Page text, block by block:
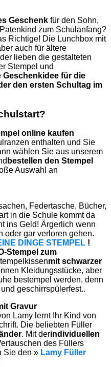
Geschenk für den Sohn,
zum Schulanfang?
Richtige! Die Lunchbox mit
auch für ältere
lieben die gestalteten
Stempel und
Geschenkidee für die
den ersten Schultag im
online kaufen
enthalten und Sie
wählen Sie aus unserem
bestellen den Stempel
Auswahl an
Federtasche, Bücher,
in die Schule kommt da
ins Geld! Ärgerlich wenn
oder gar verloren gehen.
DINGE STEMPEL !
Stempel zum
mit schwarzer
Kleidungsstücke, aber
bestempel werden, denn
geschirrspülerfest..
Gravur
Lamy lernt Ihr Kind von
Die beliebten Füller
. Mit derindividuellen
des Füllers
Sie den » Lamy Füller